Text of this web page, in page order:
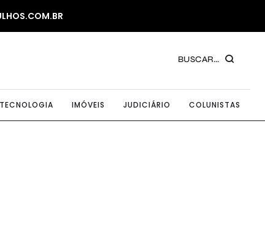
BUSCAR...
TECNOLOGIA IMÓVEIS JUDICIÁRIO COLUNISTAS